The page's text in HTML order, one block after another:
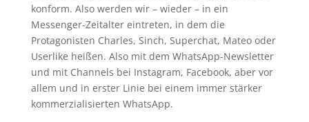
konform. Also werden wir – wieder – in ein
Messenger-Zeitalter eintreten, in dem die
Protagonisten Charles, Sinch, Superchat, Mateo oder
Userlike heißen. Also mit dem WhatsApp-Newsletter
und mit Channels bei Instagram, Facebook, aber vor
allem und in erster Linie bei einem immer stärker
kommerzialisierten WhatsApp.